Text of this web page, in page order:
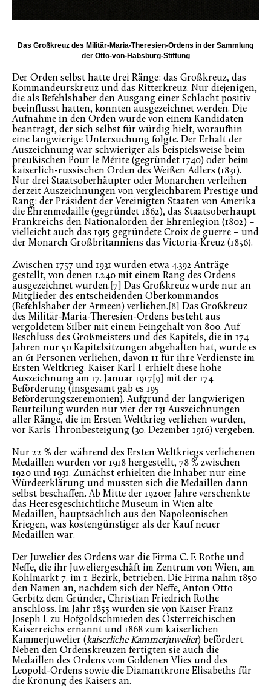
Das Großkreuz des Militär-Maria-Theresien-Ordens in der Sammlung
der Otto-von-Habsburg-Stiftung
Der Orden selbst hatte drei Ränge: das Großkreuz, das
Kommandeurskreuz und das Ritterkreuz. Nur diejenigen,
die als Befehlshaber den Ausgang einer Schlacht positiv
beeinflusst hatten, konnten ausgezeichnet werden. Die
Aufnahme in den Orden wurde von einem Kandidaten
beantragt, der sich selbst für würdig hielt, woraufhin
eine langwierige Untersuchung folgte. Der Erhalt der
Auszeichnung war schwieriger als beispielsweise beim
preußischen Pour le Mérite (gegründet 1740) oder beim
kaiserlich-russischen Orden des Weißen Adlers (1831).
Nur drei Staatsoberhäupter oder Monarchen verleihen
derzeit Auszeichnungen von vergleichbarem Prestige und
Rang: der Präsident der Vereinigten Staaten von Amerika
die Ehrenmedaille (gegründet 1862), das Staatsoberhaupt
Frankreichs den Nationalorden der Ehrenlegion (1802) –
vielleicht auch das 1915 gegründete Croix de guerre – und
der Monarch Großbritanniens das Victoria-Kreuz (1856).
Zwischen 1757 und 1931 wurden etwa 4.392 Anträge
gestellt, von denen 1.240 mit einem Rang des Ordens
ausgezeichnet wurden. [7]
Das Großkreuz wurde nur an
Mitglieder des entscheidenden Oberkommandos
(Befehlshaber der Armeen) verliehen. [8]
Das Großkreuz
des Militär-Maria-Theresien-Ordens besteht aus
vergoldetem Silber mit einem Feingehalt von 800. Auf
Beschluss des Großmeisters und des Kapitels, die in 174
Jahren nur 50 Kapitelsitzungen abgehalten hat, wurde es
an 61 Personen verliehen, davon 11 für ihre Verdienste im
Ersten Weltkrieg. Kaiser Karl I. erhielt diese hohe
Auszeichnung am 17. Januar 1917 [9]
mit der 174.
Beförderung (insgesamt gab es 195
Beförderungszeremonien). Aufgrund der langwierigen
Beurteilung wurden nur vier der 131 Auszeichnungen
aller Ränge, die im Ersten Weltkrieg verliehen wurden,
vor Karls Thronbesteigung (30. Dezember 1916) vergeben.
Nur 22 % der während des Ersten Weltkriegs verliehenen
Medaillen wurden vor 1918 hergestellt, 78 % zwischen
1920 und 1931. Zunächst erhielten die Inhaber nur eine
Würdeerklärung und mussten sich die Medaillen dann
selbst beschaffen. Ab Mitte der 1920er Jahre verschenkte
das Heeresgeschichtliche Museum in Wien alte
Medaillen, hauptsächlich aus den Napoleonischen
Kriegen, was kostengünstiger als der Kauf neuer
Medaillen war.
Der Juwelier des Ordens war die Firma C. F. Rothe und
Neffe, die ihr Juweliergeschäft im Zentrum von Wien, am
Kohlmarkt 7. im 1. Bezirk, betrieben. Die Firma nahm 1850
den Namen an, nachdem sich der Neffe, Anton Otto
Gerbitz dem Gründer, Christian Friedrich Rothe
anschloss. Im Jahr 1855 wurden sie von Kaiser Franz
Joseph I. zu Hofgoldschmieden des Österreichischen
Kaiserreichs ernannt und 1868 zum kaiserlichen
Kammerjuwelier (kaiserliche Kammerjuwelier) befördert.
Neben den Ordenskreuzen fertigten sie auch die
Medaillen des Ordens vom Goldenen Vlies und des
Leopold-Ordens sowie die Diamantkrone Elisabeths für
die Krönung des Kaisers an.